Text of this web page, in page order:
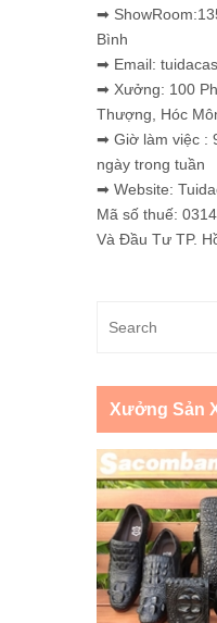
➡
Bình
➡ Email:
➡ Xưởng: 100
Thượng, Hóc
➡ Giờ làm việc :
ngày trong tuần
➡ Website:
Mã số thuế:
Và Đầu Tư TP.
Xưởng Sản